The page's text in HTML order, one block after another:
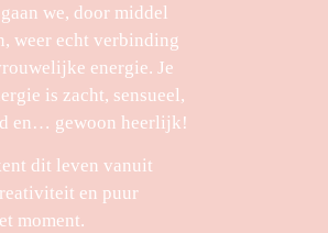
we, door middel
weer echt verbinding
energie. Je
is zacht, sensueel,
en… gewoon heerlijk!
dit leven vanuit
en puur
moment.